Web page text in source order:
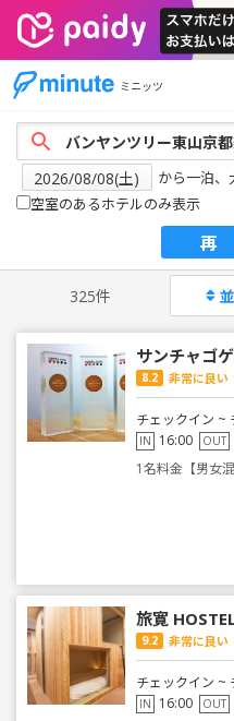
ミニッツ
から一泊、
空室のあるホテルのみ表示
325件
サンチャゴ
8.2 非常に良い
チェックイン ~
IN 16:00 OUT
1名料金【男女
旅寛
9.2 非常に良い
チェックイン ~
IN 16:00 OUT